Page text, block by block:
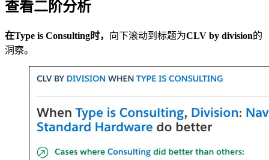
查看二阶分析
在Type is Consulting时， 向下滚动到标题为CLV by division的
洞察。